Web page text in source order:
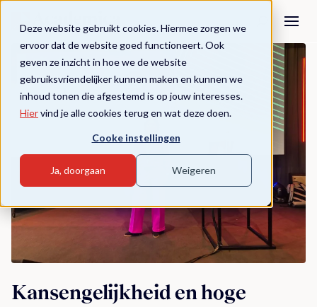
Deze website gebruikt cookies. Hiermee zorgen we
ervoor dat de website goed functioneert. Ook
geven ze inzicht in hoe we de website
gebruiksvriendelijker kunnen maken en kunnen we
inhoud tonen die afgestemd is op jouw interesses.
Hiervind je alle cookies terug en wat deze doen.
Cooke instellingen
Ja, doorgaan Weigeren
Kansengelijkheid en hoge